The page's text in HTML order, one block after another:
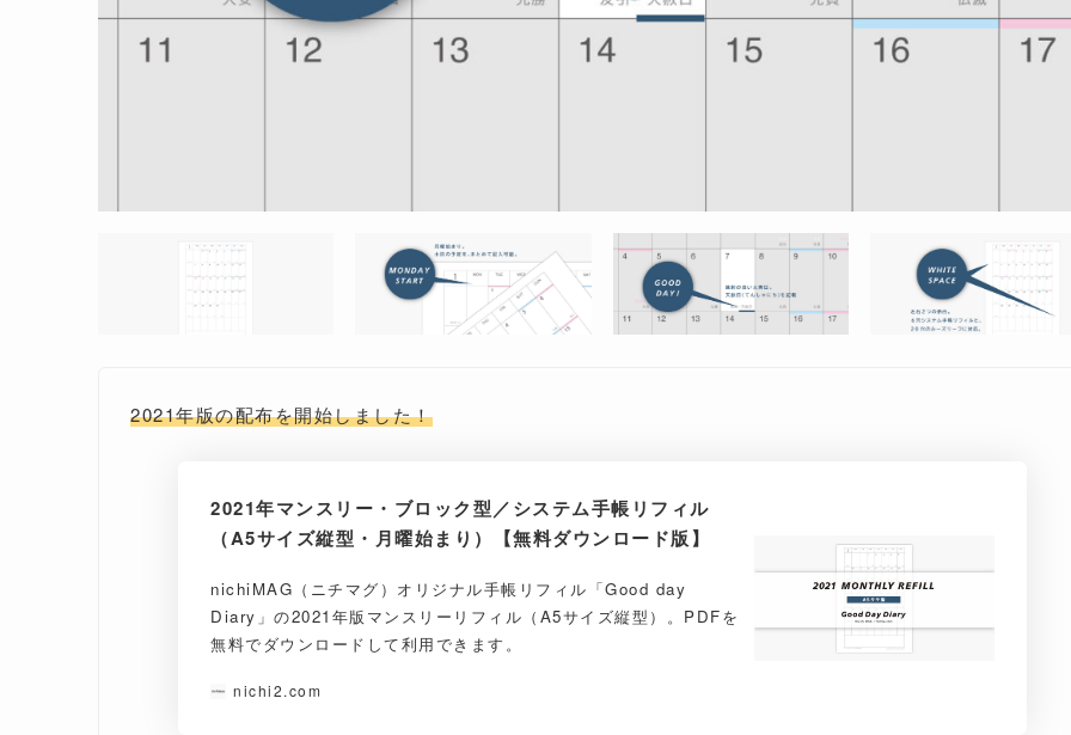
2021年版の配布を開始しました！
2021年マンスリー・ブロック型／システム手帳リフィル
（A5サイズ縦型・月曜始まり）【無料ダウンロード版】
nichiMAG（ニチマグ）オリジナル手帳リフィル「Good day
Diary」の2021年版マンスリーリフィル（A5サイズ縦型）。PDFを
無料でダウンロードして利用できます。
nichi2.com